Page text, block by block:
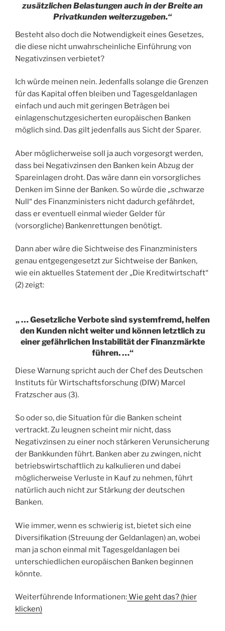
zusätzlichen Belastungen auch in der Breite an
Privatkunden weiterzugeben.“
Besteht also doch die Notwendigkeit eines Gesetzes,
die diese nicht unwahrscheinliche Einführung von
Negativzinsen verbietet?
Ich würde meinen nein. Jedenfalls solange die Grenzen
für das Kapital offen bleiben und Tagesgeldanlagen
einfach und auch mit geringen Beträgen bei
einlagenschutzgesicherten europäischen Banken
möglich sind. Das gilt jedenfalls aus Sicht der Sparer.
Aber möglicherweise soll ja auch vorgesorgt werden,
dass bei Negativzinsen den Banken kein Abzug der
Spareinlagen droht. Das wäre dann ein vorsorgliches
Denken im Sinne der Banken. So würde die „schwarze
Null“ des Finanzministers nicht dadurch gefährdet,
dass er eventuell einmal wieder Gelder für
(vorsorgliche) Bankenrettungen benötigt.
Dann aber wäre die Sichtweise des Finanzministers
genau entgegengesetzt zur Sichtweise der Banken,
wie ein aktuelles Statement der „Die Kreditwirtschaft“
(2) zeigt:
„ … Gesetzliche Verbote sind systemfremd, helfen
den Kunden nicht weiter und können letztlich zu
einer gefährlichen Instabilität der Finanzmärkte
führen. …“
Diese Warnung spricht auch der Chef des Deutschen
Instituts für Wirtschaftsforschung (DIW) Marcel
Fratzscher aus (3).
So oder so, die Situation für die Banken scheint
vertrackt. Zu leugnen scheint mir nicht, dass
Negativzinsen zu einer noch stärkeren Verunsicherung
der Bankkunden führt. Banken aber zu zwingen, nicht
betriebswirtschaftlich zu kalkulieren und dabei
möglicherweise Verluste in Kauf zu nehmen, führt
natürlich auch nicht zur Stärkung der deutschen
Banken.
Wie immer, wenn es schwierig ist, bietet sich eine
Diversifikation (Streuung der Geldanlagen) an, wobei
man ja schon einmal mit Tagesgeldanlagen bei
unterschiedlichen europäischen Banken beginnen
könnte.
Weiterführende Informationen:Wie geht das? (hier
klicken)